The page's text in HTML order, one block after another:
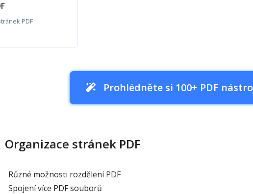
PDF
Prohlédněte si 100+ PDF
Organizace stránek PDF
Různé možnosti rozdělení PDF
Spojení více PDF souborů